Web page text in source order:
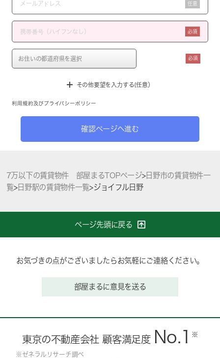
任意
必須
必須
その他要望を入力する(任意）
利用規約 及び プライバシーポリシー
確認ページへ進む
7万以下の賃貸物件 部屋まるTOPページ>日野市の賃貸物件一
覧>日野駅の賃貸物件一覧>ジョイフル日野
ページ先頭に戻る
お気づきの点がございましたらお気軽にご連絡ください。
部屋まるに意見を送る
東京の不動産会社 顧客満足度 No.1 ※
※ゼネラルリサーチ調べ